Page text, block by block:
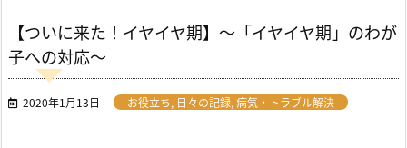
【ついに来た！イヤイヤ期】～「イヤイヤ期」のわが
子への対応～
2020年1月13日 お役立ち, 日々の記録, 病気・トラブル解決